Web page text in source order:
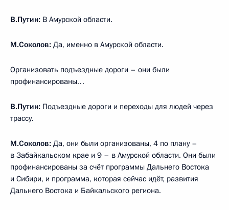
В.Путин: В Амурской области.
М.Соколов: Да, именно в Амурской области.
Организовать подъездные дороги – они были
профинансированы…
В.Путин: Подъездные дороги и переходы для людей через
трассу.
М.Соколов: Да, они были организованы, 4 по плану –
в Забайкальском крае и 9 – в Амурской области. Они были
профинансированы за счёт программы Дальнего Востока
и Сибири, и программа, которая сейчас идёт, развития
Дальнего Востока и Байкальского региона.